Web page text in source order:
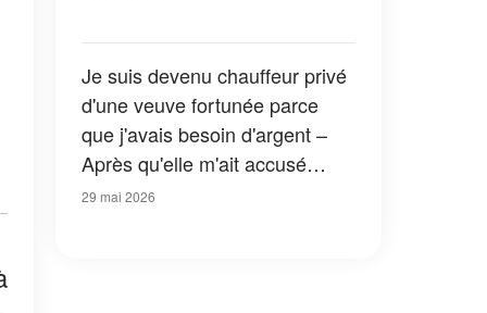
Je suis devenu chauffeur privé
d'une veuve fortunée parce
que j'avais besoin d'argent –
Après qu'elle m'ait accusé
d'avoir volé sa broche en
29 mai 2026